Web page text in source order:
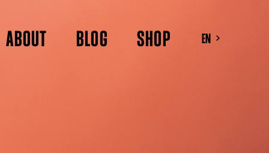
ABOUT BLOG SHOP
EN